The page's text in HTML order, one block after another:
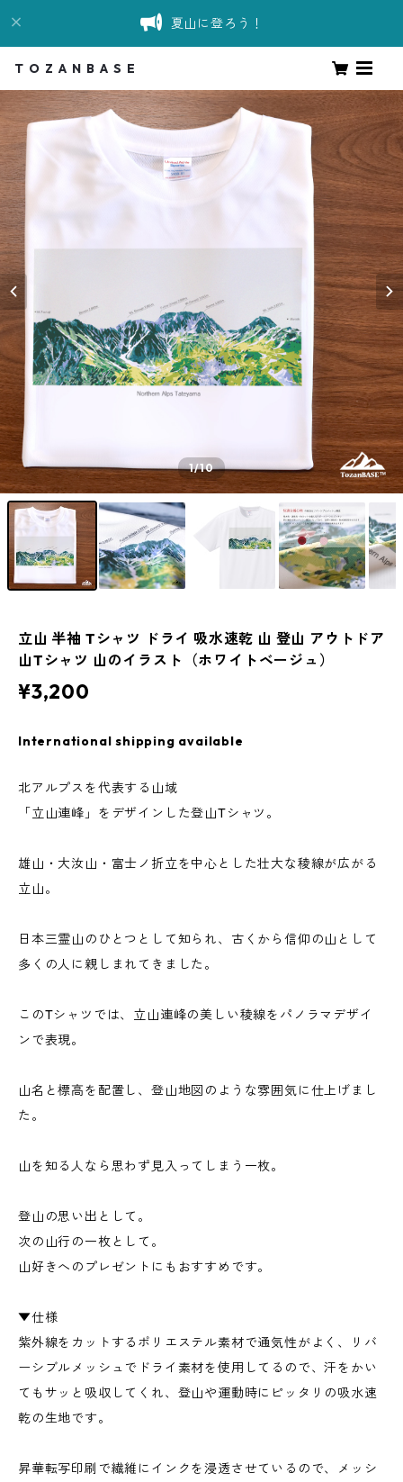
夏山に登ろう！
T O Z A N B A S E
1/10
立山 半袖 Tシャツ ドライ 吸水速乾 山 登山 アウトドア
山Tシャツ 山のイラスト（ホワイトベージュ）
¥3,200
International shipping available
北アルプスを代表する山域
「立山連峰」をデザインした登山Tシャツ。
雄山・大汝山・富士ノ折立を中心とした壮大な稜線が広がる
立山。
日本三霊山のひとつとして知られ、古くから信仰の山として
多くの人に親しまれてきました。
このTシャツでは、立山連峰の美しい稜線をパノラマデザイ
ンで表現。
山名と標高を配置し、登山地図のような雰囲気に仕上げまし
た。
山を知る人なら思わず見入ってしまう一枚。
登山の思い出として。
次の山行の一枚として。
山好きへのプレゼントにもおすすめです。
▼仕様
紫外線をカットするポリエステル素材で通気性がよく、リバ
ーシブルメッシュでドライ素材を使用してるので、汗をかい
てもサッと吸収してくれ、登山や運動時にピッタリの吸水速
乾の生地です。
昇華転写印刷で繊維にインクを浸透させているので、メッシ